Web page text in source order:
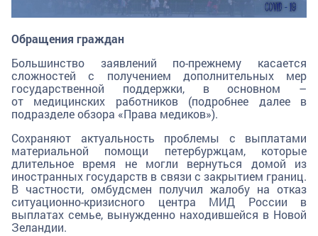
Обращения граждан
Большинство заявлений по-прежнему касается
сложностей с получением дополнительных мер
государственной поддержки, в основном –
от медицинских работников (подробнее далее в
подразделе обзора «Права медиков»).
Сохраняют актуальность проблемы с выплатами
материальной помощи петербуржцам, которые
длительное время не могли вернуться домой из
иностранных государств в связи с закрытием границ.
В частности, омбудсмен получил жалобу на отказ
ситуационно-кризисного центра МИД России в
выплатах семье, вынужденно находившейся в Новой
Зеландии.